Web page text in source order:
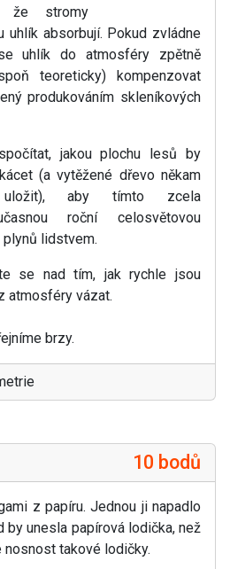
že stromy
uhlík absorbují. Pokud zvládne
uhlík do atmosféry zpětně
teoreticky) kompenzovat
produkováním skleníkových
jakou plochu lesů by
(a vytěžené dřevo někam
uložit), aby tímto zcela
roční celosvětovou
lidstvem.
se nad tím, jak rychle jsou
atmosféry vázat.
brzy.
10 bodů
z papíru. Jednou ji napadlo
by unesla papírová lodička, než
takové lodičky.